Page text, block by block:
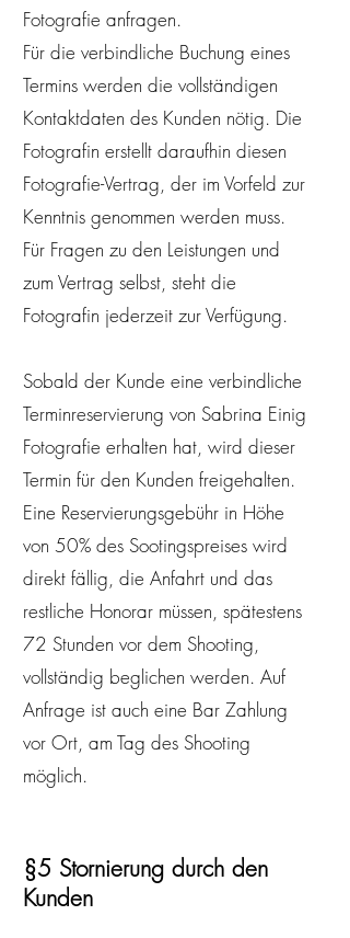
Fotografie anfragen.
Für die verbindliche Buchung eines
Termins werden die vollständigen
Kontaktdaten des Kunden nötig. Die
Fotografin erstellt daraufhin diesen
Fotografie-Vertrag, der im Vorfeld zur
Kenntnis genommen werden muss.
Für Fragen zu den Leistungen und
zum Vertrag selbst, steht die
Fotografin jederzeit zur Verfügung.
Sobald der Kunde eine verbindliche
Terminreservierung von Sabrina Einig
Fotografie erhalten hat, wird dieser
Termin für den Kunden freigehalten.
Eine Reservierungsgebühr in Höhe
von 50% des Sootingspreises wird
direkt fällig, die Anfahrt und das
restliche Honorar müssen, spätestens
72 Stunden vor dem Shooting,
vollständig beglichen werden. Auf
Anfrage ist auch eine Bar Zahlung
vor Ort, am Tag des Shooting
möglich.
§5 Stornierung durch den
Kunden